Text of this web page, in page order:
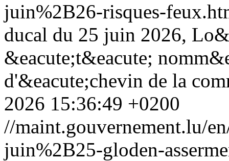
juin%2B26-risques-
ducal du 25 juin 2026,
&eacute;t&eacute;
d'&eacute;chevin de la
2026 15:36:49 +0200
//maint.gouvernement.lu/
juin%2B25-gloden-